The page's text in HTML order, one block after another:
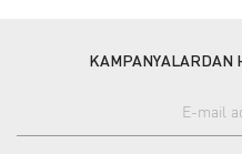
KAMPANYALARDAN